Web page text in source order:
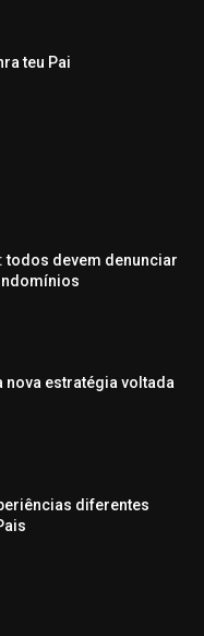
teu Pai
todos devem denunciar
nova estratégia voltada
diferentes